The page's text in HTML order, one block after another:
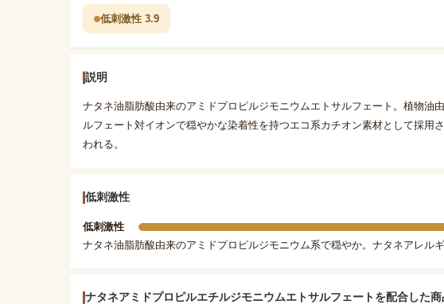
低刺激性 3.9
説明
ナタネ油脂肪酸由来のアミドプロピルジモニウムエトサルフェート。植物油
ルフェート対イオンで穏やかな染着性を持つエコ系カチオン素材として採用
われる。
低刺激性
低刺激性
ナタネ油脂肪酸由来のアミドプロピルジモニウム系で穏やか。ナタネアレル
ナタネアミドプロピルエチルジモニウムエトサルフェートを配合した